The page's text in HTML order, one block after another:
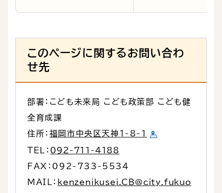
このページに関するお問い合わ
せ先
部署：こども未来局 こども政策部 こども健
全育成課
住所： 福岡市中央区天神1-8-1
TEL： 092-711-4188
FAX：092-733-5534
MAIL： kenzenikusei.CB@city.fukuo